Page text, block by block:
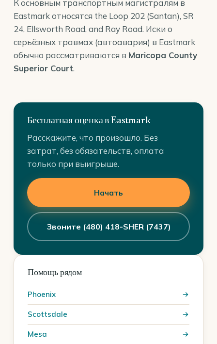
К основным транспортным магистралям в
Eastmark относятся the Loop 202 (Santan), SR
24, Ellsworth Road, and Ray Road. Иски о
серьёзных травмах (автоавария) в Eastmark
обычно рассматриваются в Maricopa County
Superior Court.
Бесплатная оценка в Eastmark
Расскажите, что произошло. Без
затрат, без обязательств, оплата
только при выигрыше.
Начать
Звоните (480) 418-SHER (7437)
Помощь рядом
Phoenix
Scottsdale
Mesa